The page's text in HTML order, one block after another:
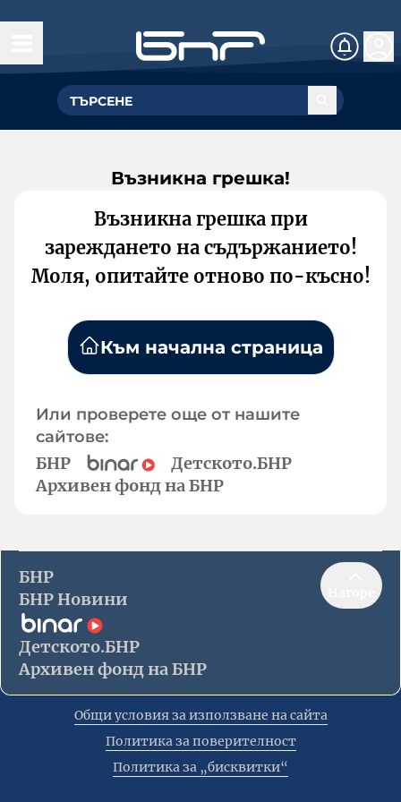
Възникна грешка!
Възникна грешка при
зареждането на съдържанието!
Моля, опитайте отново по-късно!
Към начална страница
Или проверете още от нашите
сайтове:
БНР
Детското.БНР
Архивен фонд на БНР
БНР
БНР Новини
Детското.БНР
Архивен фонд на БНР
Общи условия за използване на сайта
Политика за поверителност
Политика за „бисквитки“